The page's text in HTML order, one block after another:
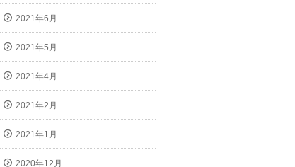
2021年6月
2021年5月
2021年4月
2021年2月
2021年1月
2020年12月